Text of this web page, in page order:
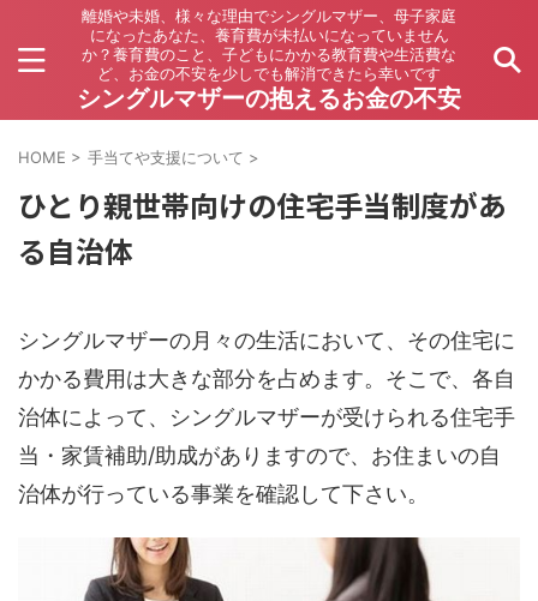
離婚や未婚、様々な理由でシングルマザー、母子家庭
になったあなた、養育費が未払いになっていません
か？養育費のこと、子どもにかかる教育費や生活費な
ど、お金の不安を少しでも解消できたら幸いです
シングルマザーの抱えるお金の不安
HOME > 手当てや支援について >
ひとり親世帯向けの住宅手当制度があ
る自治体
シングルマザーの月々の生活において、その住宅に
かかる費用は大きな部分を占めます。そこで、各自
治体によって、シングルマザーが受けられる住宅手
当・家賃補助/助成がありますので、お住まいの自
治体が行っている事業を確認して下さい。